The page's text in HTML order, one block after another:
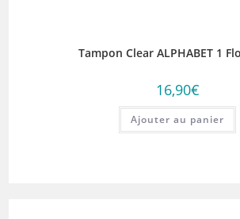
Tampon Clear ALPHABET 1
16,90€
Ajouter au panier